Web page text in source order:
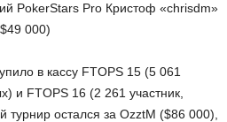
PokerStars Pro Кристоф «chrisdm»
000)
в кассу FTOPS 15 (5 061
и FTOPS 16 (2 261 участник,
остался за OzztM ($86 000),